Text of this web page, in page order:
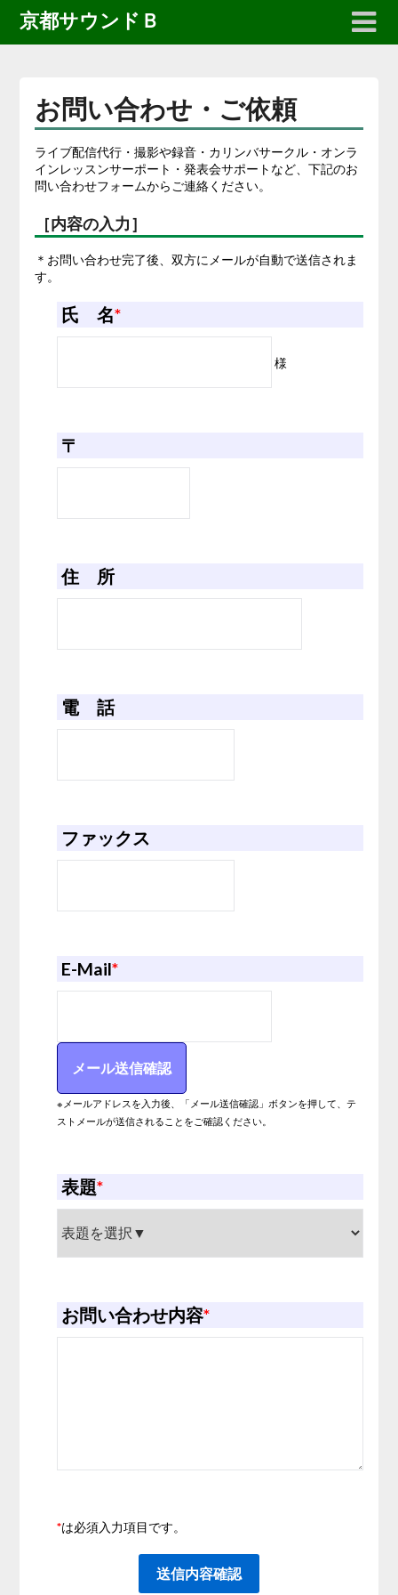
京都サウンドＢ
お問い合わせ・ご依頼
ライブ配信代行・撮影や録音・カリンバサークル・オンラ
インレッスンサーポート・発表会サポートなど、下記のお
問い合わせフォームからご連絡ください。
［内容の入力］
＊お問い合わせ完了後、双方にメールが自動で送信されま
す。
氏 名*
様
〒
住 所
電 話
ファックス
E-Mail*
※メールアドレスを入力後、「メール送信確認」ボタンを押して、テ
ストメールが送信されることをご確認ください。
表題*
お問い合わせ内容*
*は必須入力項目です。